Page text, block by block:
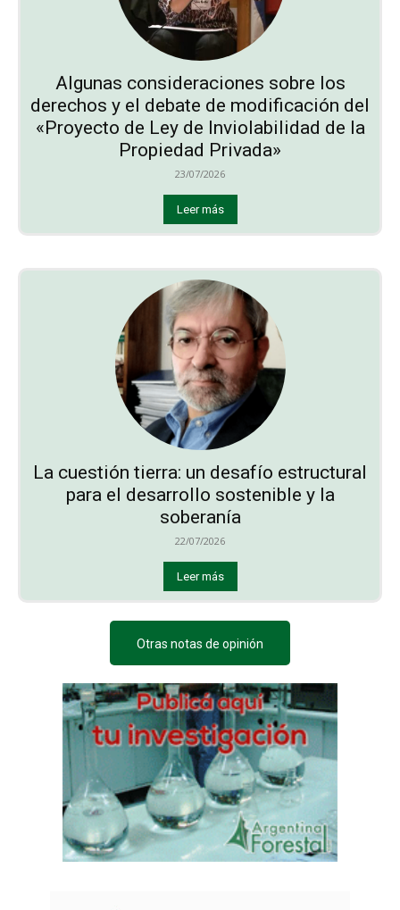
Algunas consideraciones sobre los
derechos y el debate de modificación del
«Proyecto de Ley de Inviolabilidad de la
Propiedad Privada»
23/07/2026
Leer más
La cuestión tierra: un desafío estructural
para el desarrollo sostenible y la
soberanía
22/07/2026
Leer más
Otras notas de opinión